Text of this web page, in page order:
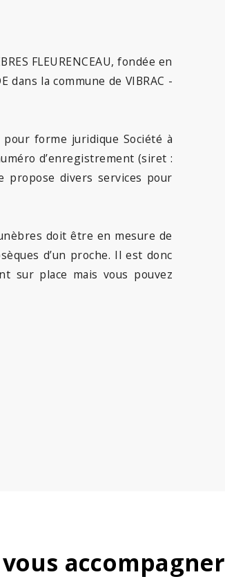
FLEURENCEAU, fondée en
dans la commune de VIBRAC -
pour forme juridique Société à
d’enregistrement (siret :
propose divers services pour
doit être en mesure de
d’un proche. Il est donc
sur place mais vous pouvez
accompagner